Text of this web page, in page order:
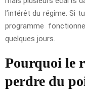
l’intérêt du régime. Si
programme
quelques jours.
Pourquoi le
perdre du